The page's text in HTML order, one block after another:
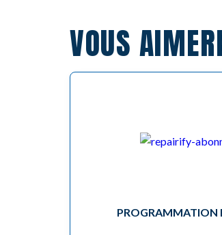
VOUS
PROGRAMMATION